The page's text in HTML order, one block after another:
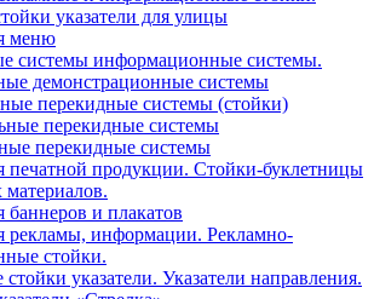
указатели для улицы
меню
системы информационные системы.
демонстрационные системы
перекидные системы (стойки)
перекидные системы
перекидные системы
печатной продукции. Стойки-буклетницы
материалов.
баннеров и плакатов
рекламы, информации. Рекламно-
стойки.
указатели. Указатели направления.